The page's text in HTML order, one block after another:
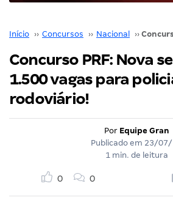
Início ›› Concursos ›› Nacional ››
Concurso PRF: Nova
1.500 vagas para
rodoviário!
Por Equipe Gran
Publicado em 23/
1 min. de leitura
0 0